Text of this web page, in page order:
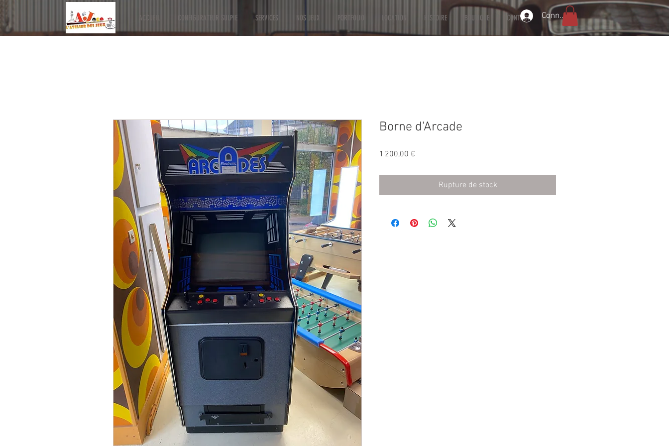
ACCUEIL CONFIGURATEUR SULPIE SERVICES NOS JEUX PORTFOLIO LOCATION HISTOIRE BOUTIQUE CONTACT Connexion
Borne d'Arcade
1 200,00 €
Rupture de stock